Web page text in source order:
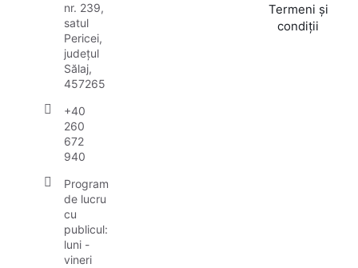
nr. 239,
satul
Pericei,
județul
Sălaj,
457265
+40
260
672
940
Program
de lucru
cu
publicul:
luni -
vineri
Termeni și
condiții